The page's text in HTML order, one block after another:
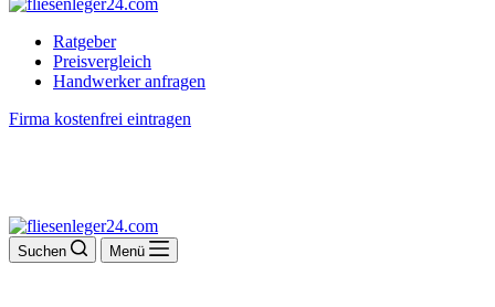
Ratgeber
Preisvergleich
Handwerker anfragen
Firma kostenfrei eintragen
Suchen Menü